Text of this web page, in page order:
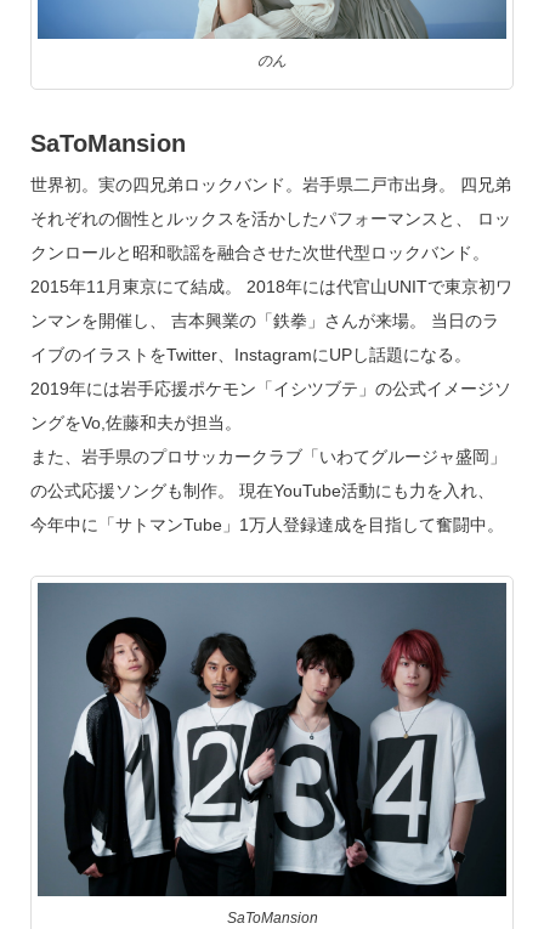
のん
SaToMansion
世界初。実の四兄弟ロックバンド。岩手県二戸市出身。 四兄弟
それぞれの個性とルックスを活かしたパフォーマンスと、 ロッ
クンロールと昭和歌謡を融合させた次世代型ロックバンド。
2015年11月東京にて結成。 2018年には代官山UNITで東京初ワ
ンマンを開催し、 吉本興業の「鉄拳」さんが来場。 当日のラ
イブのイラストをTwitter、InstagramにUPし話題になる。
2019年には岩手応援ポケモン「イシツブテ」の公式イメージソ
ングをVo,佐藤和夫が担当。
また、岩手県のプロサッカークラブ「いわてグルージャ盛岡」
の公式応援ソングも制作。 現在YouTube活動にも力を入れ、
今年中に「サトマンTube」1万人登録達成を目指して奮闘中。
SaToMansion